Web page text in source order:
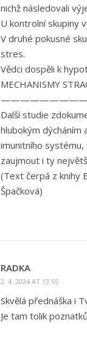
nichž následovali
U kontrolní skupiny
V druhé pokusné
stres.
Vědci dospěli k
MECHANISMY
Další studie
hlubokým
imunitního
zaujmout i ty
(Text čerpá z knihy
Špačková)
RADKA
2. 4. 2024 AT 13:55
Skvělá přednáška i
Je tam tolik